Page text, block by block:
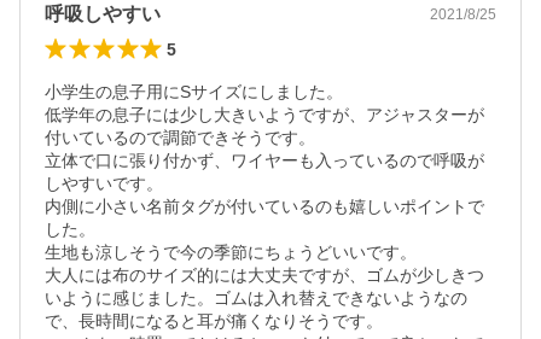
呼吸しやすい 2021/8/25
5
小学生の息子用にSサイズにしました。
低学年の息子には少し大きいようですが、アジャスターが
付いているので調節できそうです。
立体で口に張り付かず、ワイヤーも入っているので呼吸が
しやすいです。
内側に小さい名前タグが付いているのも嬉しいポイントで
した。
生地も涼しそうで今の季節にちょうどいいです。
大人には布のサイズ的には大丈夫ですが、ゴムが少しきつ
いように感じました。ゴムは入れ替えできないようなの
で、長時間になると耳が痛くなりそうです。